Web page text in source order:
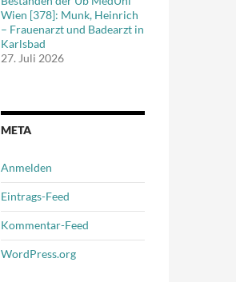
Wien [378]: Munk, Heinrich
– Frauenarzt und Badearzt in
Karlsbad
27. Juli 2026
META
Anmelden
Eintrags-Feed
Kommentar-Feed
WordPress.org